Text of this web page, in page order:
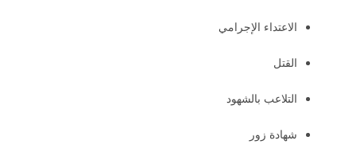
الاعتداء الإجرامي
القتل
التلاعب بالشهود
شهادة زور